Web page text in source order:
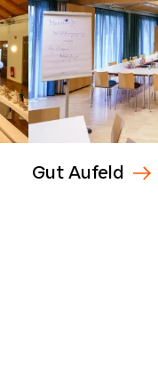
Gut Aufeld